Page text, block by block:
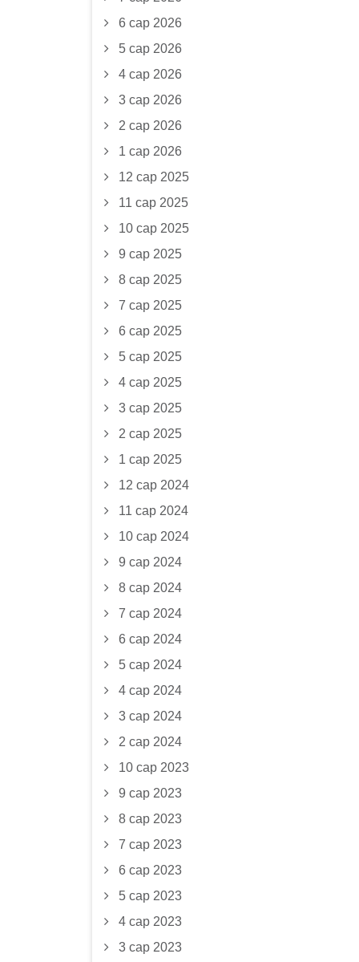
6 сар 2026
5 сар 2026
4 сар 2026
3 сар 2026
2 сар 2026
1 сар 2026
12 сар 2025
11 сар 2025
10 сар 2025
9 сар 2025
8 сар 2025
7 сар 2025
6 сар 2025
5 сар 2025
4 сар 2025
3 сар 2025
2 сар 2025
1 сар 2025
12 сар 2024
11 сар 2024
10 сар 2024
9 сар 2024
8 сар 2024
7 сар 2024
6 сар 2024
5 сар 2024
4 сар 2024
3 сар 2024
2 сар 2024
10 сар 2023
9 сар 2023
8 сар 2023
7 сар 2023
6 сар 2023
5 сар 2023
4 сар 2023
3 сар 2023